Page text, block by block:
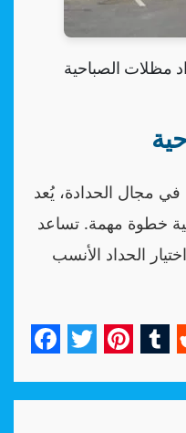
مظلات الصباحية
مجال الحدادة، يُعد
خطوة مهمة. تساعد
الحداد الأنسب